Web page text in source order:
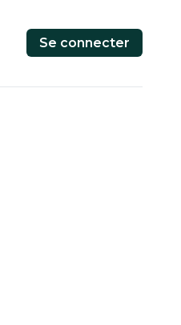
Se connecter